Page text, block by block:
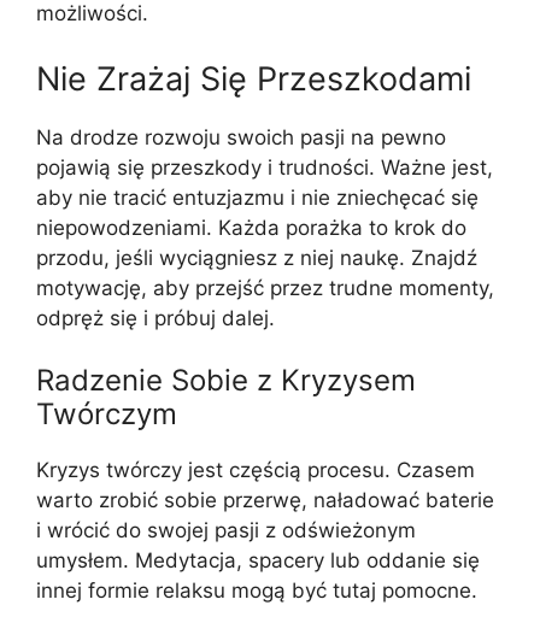
możliwości.
Nie Zrażaj Się Przeszkodami
Na drodze rozwoju swoich pasji na pewno
pojawią się przeszkody i trudności. Ważne jest,
aby nie tracić entuzjazmu i nie zniechęcać się
niepowodzeniami. Każda porażka to krok do
przodu, jeśli wyciągniesz z niej naukę. Znajdź
motywację, aby przejść przez trudne momenty,
odpręż się i próbuj dalej.
Radzenie Sobie z Kryzysem
Twórczym
Kryzys twórczy jest częścią procesu. Czasem
warto zrobić sobie przerwę, naładować baterie
i wrócić do swojej pasji z odświeżonym
umysłem. Medytacja, spacery lub oddanie się
innej formie relaksu mogą być tutaj pomocne.